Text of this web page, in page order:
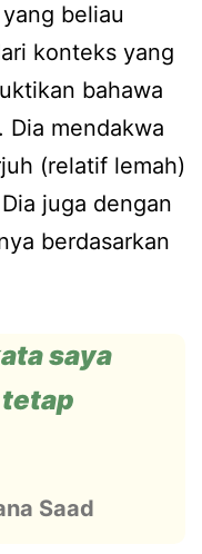
beliau
konteks yang
bahawa
Dia mendakwa
(relatif lemah)
juga dengan
berdasarkan
saya
Saad